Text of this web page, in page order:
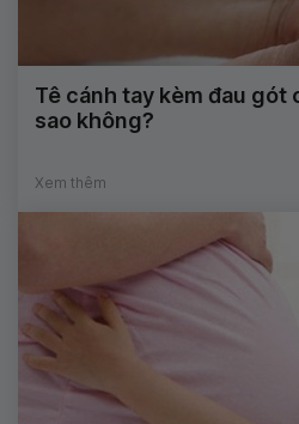
Tê cánh tay kèm đau gót
sao không?
Xem thêm